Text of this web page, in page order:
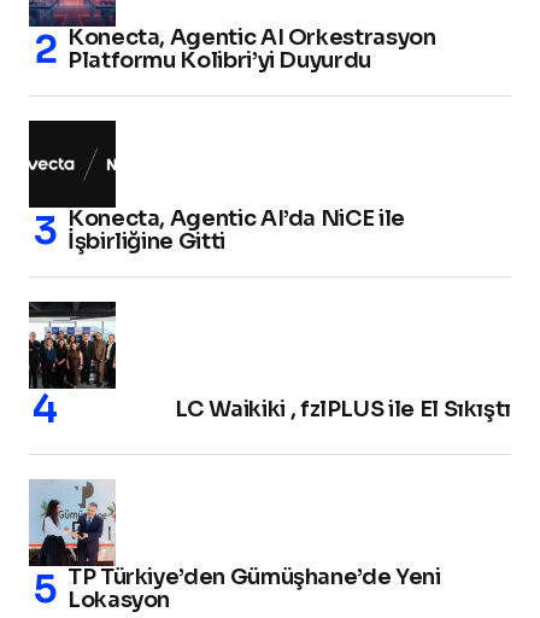
Konecta, Agentic AI Orkestrasyon
Platformu Kolibri’yi Duyurdu
Konecta, Agentic AI’da NiCE ile
İşbirliğine Gitti
LC Waikiki , fzlPLUS ile El Sıkıştı
TP Türkiye’den Gümüşhane’de Yeni
Lokasyon